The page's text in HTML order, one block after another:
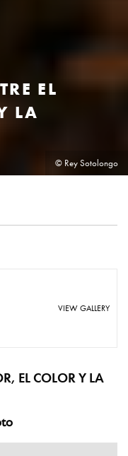
EL
LA
© Rey Sotolongo
VIEW GALLERY
EL COLOR Y LA